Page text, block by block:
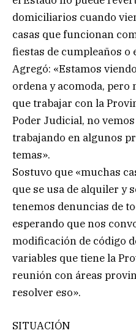
domiciliarios cuando
casas que funcionan
fiestas de cumpleaños o
Agregó: «Estamos
ordena y acomoda, pero
que trabajar con la
Poder Judicial, no
trabajando en algunos
temas».
Sostuvo que «muchas
que se usa de alquiler y
tenemos denuncias de
esperando que nos
modificación de código
variables que tiene la
reunión con áreas
resolver eso».
SITUACIÓN